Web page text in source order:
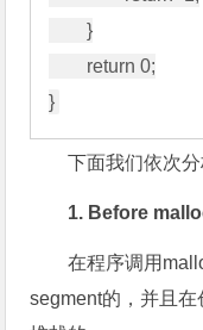
        }
下面我们依次
1. Before
在程序调用
segment的，并且